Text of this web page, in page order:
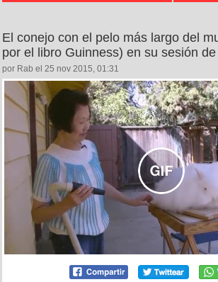
El conejo con el pelo más largo del
por el libro Guinness) en su sesión
por Rab el 25 nov 2015, 01:31